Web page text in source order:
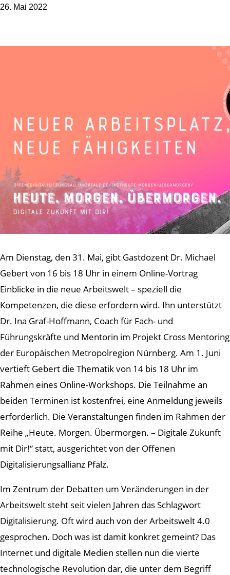
26. Mai 2022
Am Dienstag, den 31. Mai, gibt Gastdozent Dr. Michael
Gebert von 16 bis 18 Uhr in einem Online-Vortrag
Einblicke in die neue Arbeitswelt – speziell die
Kompetenzen, die diese erfordern wird. Ihn unterstützt
Dr. Ina Graf-Hoffmann, Coach für Fach- und
Führungskräfte und Mentorin im Projekt Cross Mentoring
der Europäischen Metropolregion Nürnberg. Am 1. Juni
vertieft Gebert die Thematik von 14 bis 18 Uhr im
Rahmen eines Online-Workshops. Die Teilnahme an
beiden Terminen ist kostenfrei, eine Anmeldung jeweils
erforderlich. Die Veranstaltungen finden im Rahmen der
Reihe „Heute. Morgen. Übermorgen. – Digitale Zukunft
mit Dir!“ statt, ausgerichtet von der Offenen
Digitalisierungsallianz Pfalz.
Im Zentrum der Debatten um Veränderungen in der
Arbeitswelt steht seit vielen Jahren das Schlagwort
Digitalisierung. Oft wird auch von der Arbeitswelt 4.0
gesprochen. Doch was ist damit konkret gemeint? Das
Internet und digitale Medien stellen nun die vierte
technologische Revolution dar, die unter dem Begriff